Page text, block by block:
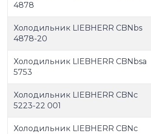
4878
Холодильник LIEBHERR CBNbs
4878-20
Холодильник LIEBHERR CBNbsa
5753
Холодильник LIEBHERR CBNc
5223-22 001
Холодильник LIEBHERR CBNc